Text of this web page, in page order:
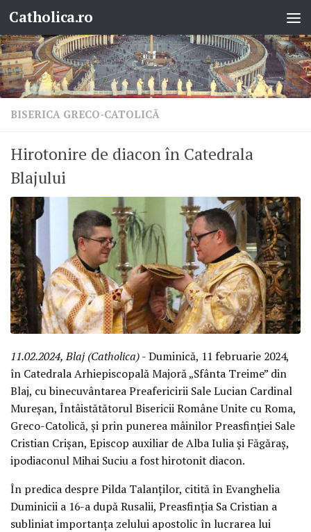
Skip to content
Catholica.ro
BISERICA GRECO-CATOLICĂ
Hirotonire de diacon în Catedrala
Blajului
11.02.2024, Blaj (Catholica)- Duminică, 11 februarie 2024,
în Catedrala Arhiepiscopală Majoră „Sfânta Treime” din
Blaj, cu binecuvântarea Preafericirii Sale Lucian Cardinal
Mureșan, Întâistătătorul Bisericii Române Unite cu Roma,
Greco-Catolică, și prin punerea mâinilor Preasfinției Sale
Cristian Crișan, Episcop auxiliar de Alba Iulia și Făgăraș,
ipodiaconul Mihai Suciu a fost hirotonit diacon.
În predica despre Pilda Talanților, citită în Evanghelia
Duminicii a 16-a după Rusalii, Preasfinția Sa Cristian a
subliniat importanța zelului apostolic în lucrarea lui